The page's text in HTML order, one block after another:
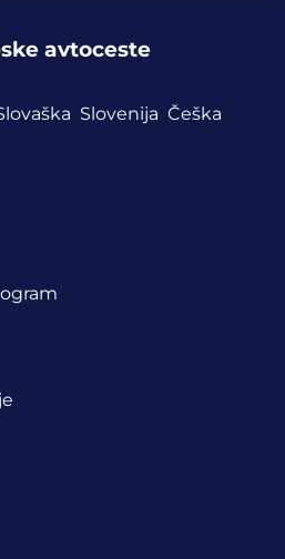
avtoceste
Slovenija Češka